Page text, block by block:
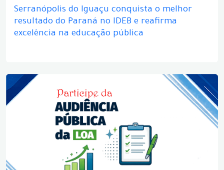
Serranópolis do Iguaçu conquista o melhor
resultado do Paraná no IDEB e reafirma
excelência na educação pública